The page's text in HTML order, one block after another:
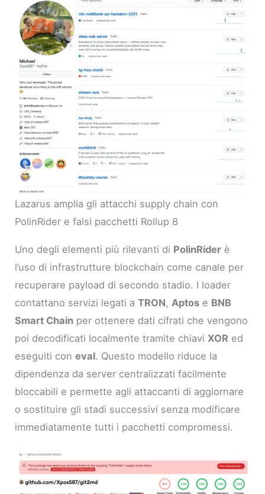
Lazarus amplia gli attacchi supply chain con
PolinRider e falsi pacchetti Rollup 8
Uno degli elementi più rilevanti di PolinRider è
l’uso di infrastrutture blockchain come canale per
recuperare payload di secondo stadio. I loader
contattano servizi legati aTRON, Aptos e BNB
Smart Chain per ottenere dati cifrati che vengono
poi decodificati localmente tramite chiavi XOR ed
eseguiti coneval. Questo modello riduce la
dipendenza da server centralizzati facilmente
bloccabili e permette agli attaccanti di aggiornare
o sostituire gli stadi successivi senza modificare
immediatamente tutti i pacchetti compromessi.